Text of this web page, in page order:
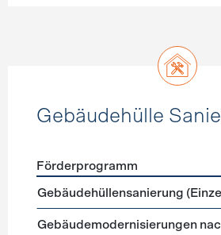
Gebäudehülle
Förderprogramme
Förderprogramm
Gebäudehüllensanierung
Gebäudemodernisierungen